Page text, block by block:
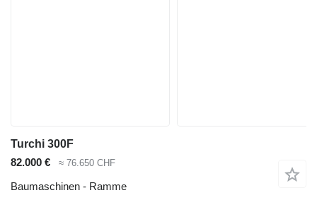
Turchi 300F
82.000 €
≈ 76.650 CHF
Baumaschinen - Ramme